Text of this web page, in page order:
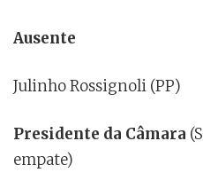
Ausente
Julinho Rossignoli (PP)
Presidente da Câmara
empate)